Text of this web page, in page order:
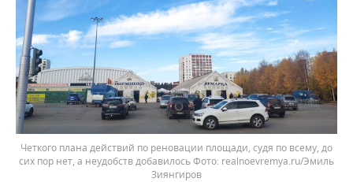
Четкого плана действий по реновации площади, судя по всему, до
сих пор нет, а неудобств добавилось
realnoevremya.ru/Эмиль
Зиянгиров